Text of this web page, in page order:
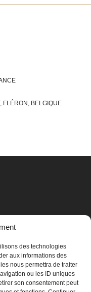
des technologies
aux informations des
nous permettra de traiter
ou les ID uniques
son consentement peut
FLÉRON, BELGIQUE